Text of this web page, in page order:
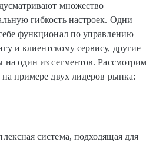
множество
гибкость настроек. Одни
функционал по управлению
и клиентскому сервису, другие
на один из сегментов. Рассмотрим
примере двух лидеров рынка:
система, подходящая для